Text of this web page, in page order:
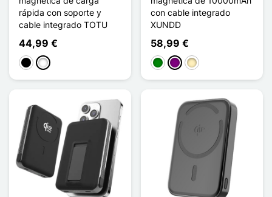
rápida con soporte y
cable integrado TOTU
44,99 €
NegroBlanco
con cable integrado
XUNDD
58,99 €
VerdePúrpura
Oro